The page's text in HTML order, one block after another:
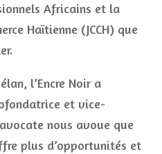
Africains et la
Haïtienne (JCCH) que
l’Encre Noir a
et vice-
nous avoue que
plus d’opportunités et